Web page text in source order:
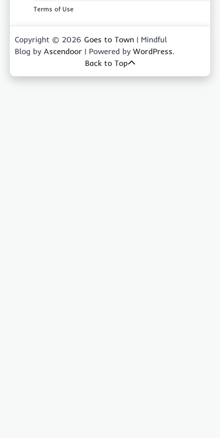
Terms of Use
Copyright © 2026 Goes to Town | Mindful
Blog by Ascendoor | Powered by WordPress.
Back to Top